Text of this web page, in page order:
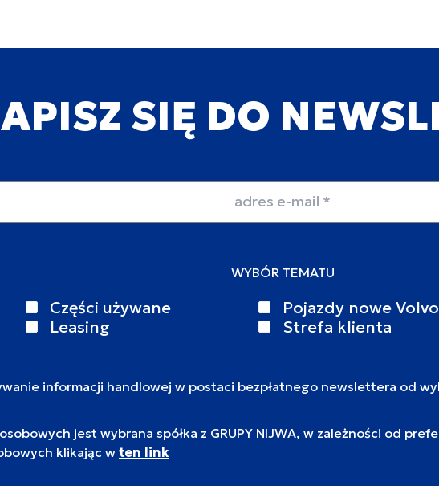
SIĘ DO
WYBÓR TEMATU
Części używane Pojazdy nowe Volvo
Leasing Strefa klienta
informacji handlowej w postaci bezpłatnego newslettera od
jest wybrana spółka z GRUPY NIJWA, w zależności od
klikając w ten link